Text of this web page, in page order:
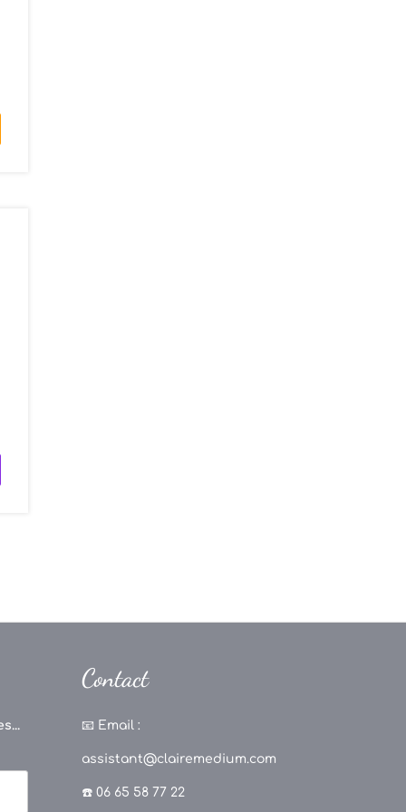
Contact
📧 Email :
assistant@clairemedium.com
☎️ 06 65 58 77 22